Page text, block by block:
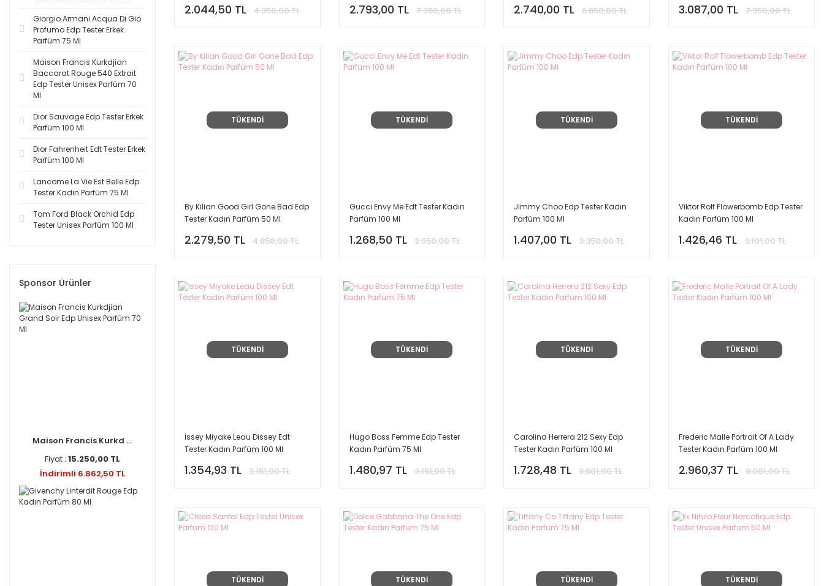
Versace (6)
Acqua Di Parma (5)
Calvin Klein (5)
Creed (5)
Estee Lauder (5)
Hermes (5)
Nasomatto (5)
Amouage (4)
Atelier Cologne (4)
Memo (4)
Byredo (3)
Marc Jacobs (3)
Prada (3)
Roja Parfums (3)
Escentrıc Molecules (2)
Franck Boclet (2)
Jimmy Choo (2)
Orto Parisi (2)
Parfums De Marly (2)
Giorgio Armani Acqua Di Gio
Profumo Edp Tester Erkek
Parfüm 75 Ml
Maison Francis Kurkdjian
Baccarat Rouge 540 Extrait
Edp Tester Unisex Parfüm 70
Ml
Dior Sauvage Edp Tester Erkek
Parfüm 100 Ml
Dior Fahrenheit Edt Tester Erkek
Parfüm 100 Ml
Lancome La Vie Est Belle Edp
Tester Kadın Parfüm 75 Ml
Tom Ford Black Orchid Edp
Tester Unisex Parfüm 100 Ml
Sponsor Ürünler
Maison Francis Kurkd ...
Fiyat : 15.250,00 TL
İndirimli 6.862,50 TL
2.044,50 TL 4.350,00 TL 2.793,00 TL 7.350,00 TL 2.740,00 TL 6.850,00 TL 3.087,00 TL 7.350,00 TL
TÜKENDİ
By Kilian Good Girl Gone Bad Edp
Tester Kadın Parfüm 50 Ml
2.279,50 TL 4.850,00 TL
TÜKENDİ
Gucci Envy Me Edt Tester Kadın
Parfüm 100 Ml
1.268,50 TL 2.950,00 TL
TÜKENDİ
Jimmy Choo Edp Tester Kadın
Parfüm 100 Ml
1.407,00 TL 3.350,00 TL
TÜKENDİ
Viktor Rolf Flowerbomb Edp Tester
Kadın Parfüm 100 Ml
1.426,46 TL 3.101,00 TL
TÜKENDİ
İssey Miyake Leau Dissey Edt
Tester Kadın Parfüm 100 Ml
1.354,93 TL 3.151,00 TL
TÜKENDİ
Hugo Boss Femme Edp Tester
Kadın Parfüm 75 Ml
1.480,97 TL 3.151,00 TL
TÜKENDİ
Carolina Herrera 212 Sexy Edp
Tester Kadın Parfüm 100 Ml
1.728,48 TL 3.601,00 TL
TÜKENDİ
Frederic Malle Portrait Of A Lady
Tester Kadın Parfüm 100 Ml
2.960,37 TL 8.001,00 TL
TÜKENDİ TÜKENDİ TÜKENDİ TÜKENDİ